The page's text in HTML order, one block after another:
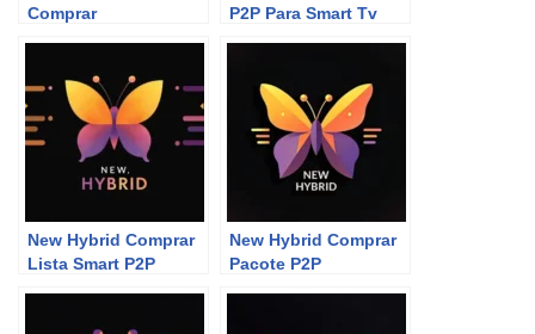
Comprar
P2P Para Smart Tv
New Hybrid Comprar
Lista Smart P2P
New Hybrid Comprar
Pacote P2P